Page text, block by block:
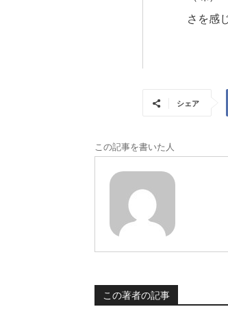
さを感
シェア
この記事を書いた人
この著者の記事